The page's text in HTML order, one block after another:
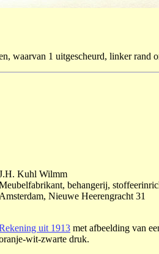
waarvan 1 uitgescheurd, linker rand
Kuhl Wilmm
behangerij,
Amsterdam, Nieuwe Heerengracht 31
uit 1913 met afbeelding van
wit-zwarte druk.